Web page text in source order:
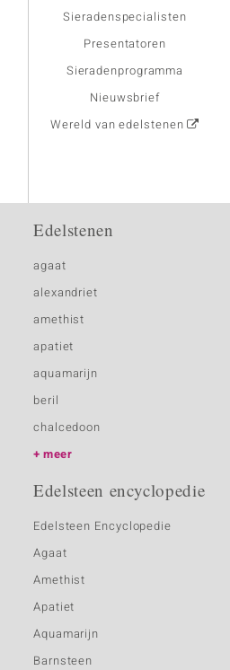
Sieradenspecialisten
Presentatoren
Sieradenprogramma
Nieuwsbrief
Wereld van edelstenen
Edelstenen
agaat
alexandriet
amethist
apatiet
aquamarijn
beril
chalcedoon
meer
Edelsteen encyclopedie
Edelsteen Encyclopedie
Agaat
Amethist
Apatiet
Aquamarijn
Barnsteen